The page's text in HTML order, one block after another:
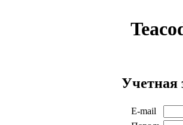
Учетная
E-mail